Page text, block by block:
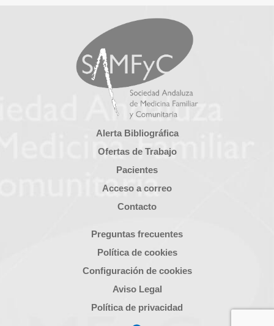
Alerta Bibliográfica
Ofertas de Trabajo
Pacientes
Acceso a correo
Contacto
Preguntas frecuentes
Política de cookies
Configuración de cookies
Aviso Legal
Política de privacidad